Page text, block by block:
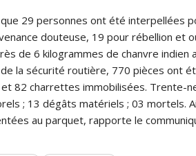
29 personnes ont été interpellées
douteuse, 19 pour rébellion et
de 6 kilogrammes de chanvre
la sécurité routière, 770 pièces ont
82 charrettes immobilisées. Trente-
; 13 dégâts matériels ; 03 mortels.
au parquet, rapporte le